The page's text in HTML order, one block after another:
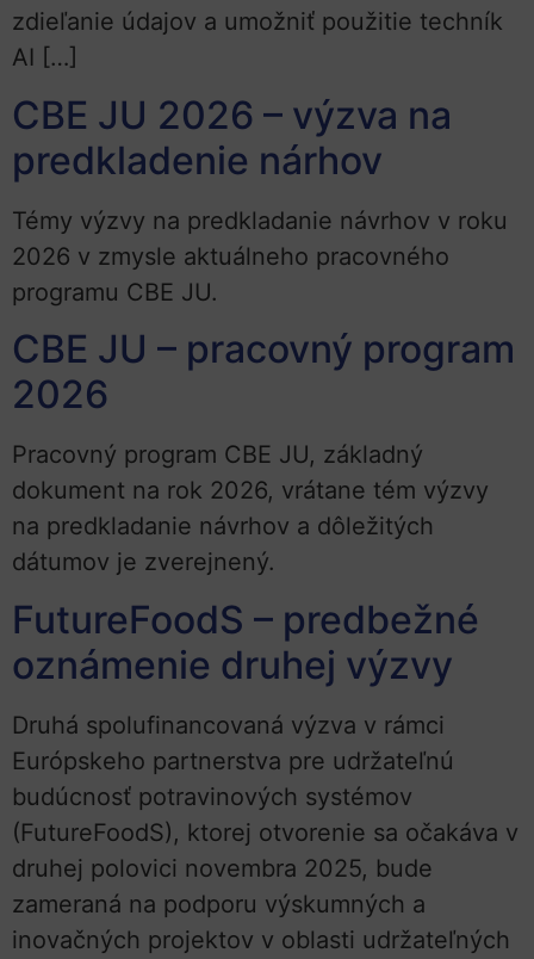
zdieľanie údajov a umožniť použitie techník
AI […]
CBE JU 2026 – výzva na
predkladenie nárhov
Témy výzvy na predkladanie návrhov v roku
2026 v zmysle aktuálneho pracovného
programu CBE JU.
CBE JU – pracovný program
2026
Pracovný program CBE JU, základný
dokument na rok 2026, vrátane tém výzvy
na predkladanie návrhov a dôležitých
dátumov je zverejnený.
FutureFoodS – predbežné
oznámenie druhej výzvy
Druhá spolufinancovaná výzva v rámci
Európskeho partnerstva pre udržateľnú
budúcnosť potravinových systémov
(FutureFoodS), ktorej otvorenie sa očakáva v
druhej polovici novembra 2025, bude
zameraná na podporu výskumných a
inovačných projektov v oblasti udržateľných